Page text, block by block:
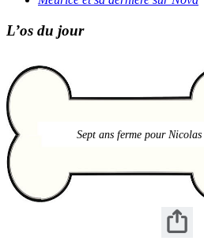
L’os du jour
Sept ans ferme pour